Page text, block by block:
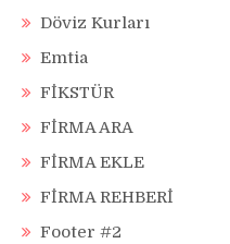
Döviz Kurları
Emtia
FİKSTÜR
FİRMA ARA
FİRMA EKLE
FİRMA REHBERİ
Footer #2